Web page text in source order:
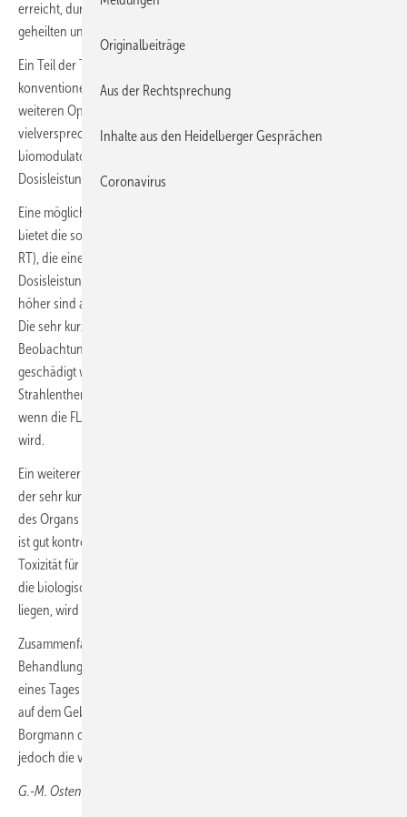
erreicht, durch deren Präzision eine deutlich erhöhte Rate der
geheilten und Rezidiv-freien Patienten erzielt werden konnte.
Ein Teil der Tumoren verbleibt allerdings resistent gegenüber einer
konventionellen Strahlentherapie. Die Entwicklung neuer Ansätze zur
weiteren Optimierung der Strahlentherapie ist daher erforderlich, und
vielversprechende Optionen bieten gezielte Therapien und
biomodulatorische Wirkstoffe an. Dagegen sind sehr hohe externe
Dosisleistungen weniger erforscht.
Eine mögliche Option für eine weiterentwickelte Strahlentherapie
bietet die so genannte FLASH-Strahlen- bzw. Radiotherapie (FLASH-
RT), die eine ultraschnelle Abgabe von Strahlendosen mit
Dosisleistungen beinhaltet, welche um mehrere Größenordnungen
höher sind als die derzeit in der klinischen Routine verwendete Dosis.
Die sehr kurze Expositionszeit führt zu der bemerkenswerten
Beobachtung, dass die unterschiedlichen Normalgewebe wenig
geschädigt werden im Vergleich zur konventionellen
Strahlentherapie; ein Effekt, der auch dann beobachtet werden kann,
wenn die FLASH-Radiotherapie in einer einzigen Fraktion verabreicht
wird.
Ein weiterer klinischer Vorteil der FLASH-Radiotherapie ergibt sich aus
der sehr kurzen Bestrahlungszeit, die Auswirkungen der Bewegung
des Organs oder Tumors minimiert – vorausgesetzt, das Zielvolumen
ist gut kontrolliert. Auf biologischer Ebene wurde die geringere
Toxizität für das normale Gewebe als FLASH-Effekt bezeichnet. Über
die biologischen Mechanismen, die dem FLASH-Effekt zugrunde
liegen, wird momentan allerdings noch spekuliert.
Zusammenfassend lässt sich sagen, dass bei kürzeren
Behandlungszeiten und geringerer Toxizität die FLASH-Radiotherapie
eines Tages das Potenzial haben könnte, einen Paradigmenwechsel
auf dem Gebiet der Strahlentherapie zu bewirken, kommentierte
Borgmann den aktuellen Kenntnisstand. Bis dies der Fall sei, müssten
jedoch die verantwortlichen Mechanismen weiter aufgeklärt werden.
G.-M. Ostendorf, Wiesbaden
Originalbeiträge
Aus der Rechtsprechung
Inhalte aus den Heidelberger Gesprächen
Coronavirus